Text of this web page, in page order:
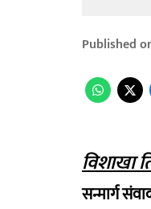
Published
विशाखा
सन्मार्ग